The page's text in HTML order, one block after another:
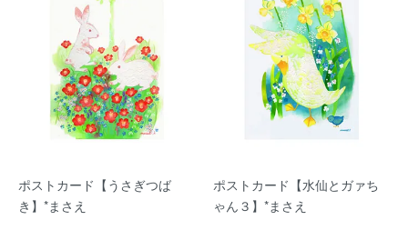
ポストカード【うさぎつば
き】*まさえ
ポストカード【水仙とガァち
ゃん３】*まさえ